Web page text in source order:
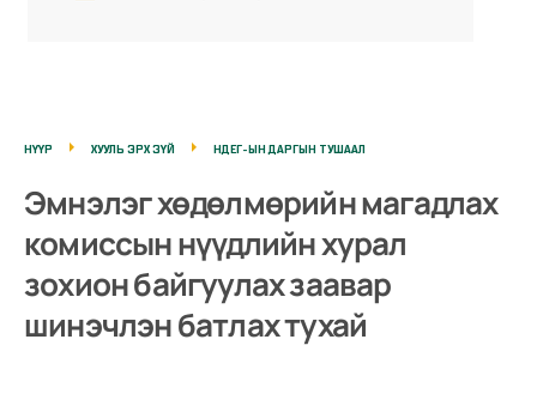
НҮҮР ХУУЛЬ ЭРХ ЗҮЙ НДЕГ-ЫН ДАРГЫН ТУШААЛ
Эмнэлэг хөдөлмөрийн магадлах
комиссын нүүдлийн хурал
зохион байгуулах заавар
шинэчлэн батлах тухай